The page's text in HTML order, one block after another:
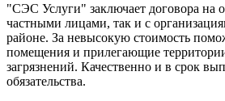
"СЭС Услуги" заключает договора на
частными лицами, так и с
районе. За невысокую стоимость
помещения и прилегающие
загрязнений. Качественно и в срок
обязательства.